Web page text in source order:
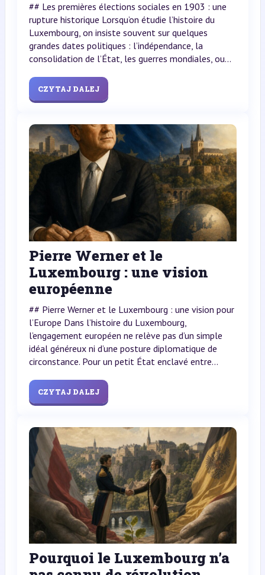
## Les premières élections sociales en 1903 : une
rupture historique Lorsqu’on étudie l’histoire du
Luxembourg, on insiste souvent sur quelques
grandes dates politiques : l’indépendance, la
consolidation de l’État, les guerres mondiales, ou...
CZYTAJ DALEJ
Pierre Werner et le
Luxembourg : une vision
européenne
## Pierre Werner et le Luxembourg : une vision pour
l’Europe Dans l’histoire du Luxembourg,
l’engagement européen ne relève pas d’un simple
idéal généreux ni d’une posture diplomatique de
circonstance. Pour un petit État enclavé entre...
CZYTAJ DALEJ
Pourquoi le Luxembourg n’a